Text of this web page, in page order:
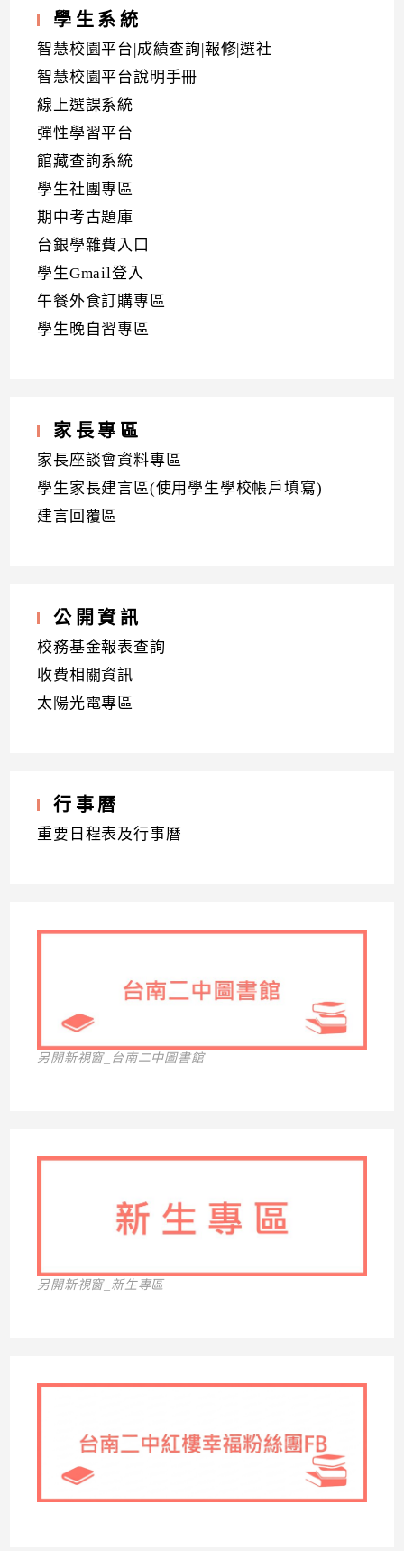
學生系統
智慧校園平台|成績查詢|報修|選社
智慧校園平台說明手冊
線上選課系統
彈性學習平台
館藏查詢系統
學生社團專區
期中考古題庫
台銀學雜費入口
學生Gmail登入
午餐外食訂購專區
學生晚自習專區
家長專區
家長座談會資料專區
學生家長建言區(使用學生學校帳戶填寫)
建言回覆區
公開資訊
校務基金報表查詢
收費相關資訊
太陽光電專區
行事曆
重要日程表及行事曆
另開新視窗_台南二中圖書館
另開新視窗_新生專區